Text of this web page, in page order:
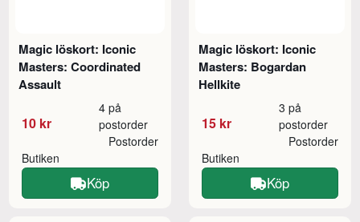
Magic löskort: Iconic
Masters: Coordinated
Assault
10 kr
4 på
postorder
Butiken
Postorder
Köp
Magic löskort: Iconic
Masters: Bogardan
Hellkite
15 kr
3 på
postorder
Butiken
Postorder
Köp